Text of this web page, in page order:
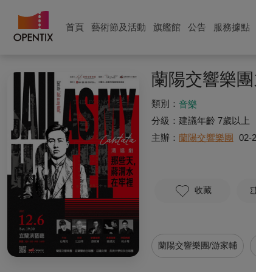
首頁 藝術節及活動 旗艦館 公告 服務據點
蘭陽交響樂
類別： 音樂
分級： 建議年齡 7歲以上
主辦： 蘭陽交響樂團 02-
收藏
蘭陽交響樂團/游家輔